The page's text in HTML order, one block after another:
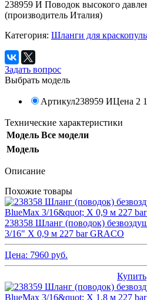
238959 И Поводок высокого
(производитель Италия)
Категория: Шланги для
Задать вопрос
Выбрать модель
Артикул238959 ИЦена 2
Технические характеристики
Модель Все модели
Модель
Описание
Похожие товары
238358 Шланг (поводок)
3/16" X 0,9 м 227 bar GRACO
Цена: 7960 руб.
Купить